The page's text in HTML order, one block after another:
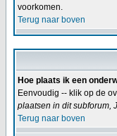
voorkomen.
Terug naar boven
Hoe plaats ik een
Eenvoudig -- klik op de
plaatsen in dit subforum,
Terug naar boven